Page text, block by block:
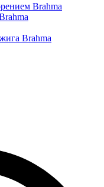
Brahma
Brahma